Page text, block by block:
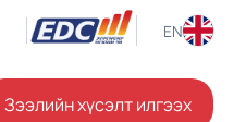
EN
Зээлийн хүсэлт илгээх